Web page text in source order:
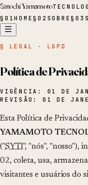
Satochi Yamamoto
§ 01HOME§02 SOBRE§03
§ LEGAL · LGPD
Política de
VIGÊNCIA: 01 DE
REVISÃO: 01 DE
Esta Política de
YAMAMOTO
("SYTI", "nós", "nosso"),
02, coleta, usa,
visitantes e usuários do